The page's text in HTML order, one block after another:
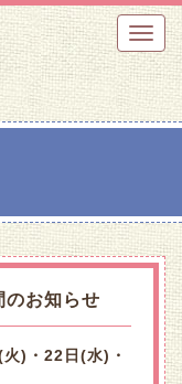
のお知らせ
)・22日(水)・